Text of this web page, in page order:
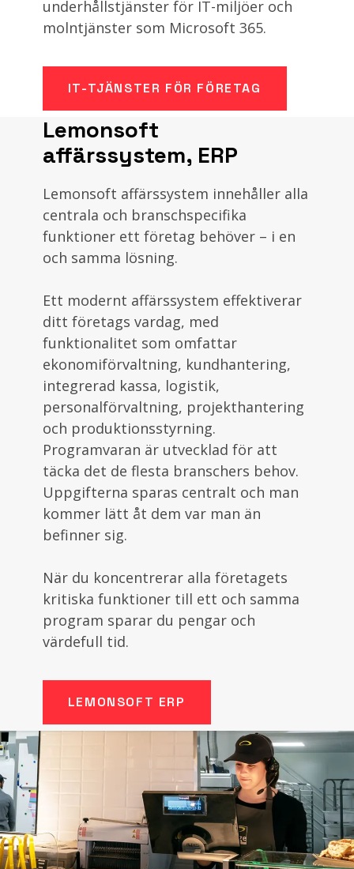
underhållstjänster för IT-miljöer och
molntjänster som Microsoft 365.
IT-TJÄNSTER FÖR FÖRETAG
Lemonsoft
affärssystem, ERP
Lemonsoft affärssystem innehåller alla
centrala och branschspecifika
funktioner ett företag behöver – i en
och samma lösning.
Ett modernt affärssystem effektiverar
ditt företags vardag, med
funktionalitet som omfattar
ekonomiförvaltning, kundhantering,
integrerad kassa, logistik,
personalförvaltning, projekthantering
och produktionsstyrning.
Programvaran är utvecklad för att
täcka det de flesta branschers behov.
Uppgifterna sparas centralt och man
kommer lätt åt dem var man än
befinner sig.
När du koncentrerar alla företagets
kritiska funktioner till ett och samma
program sparar du pengar och
värdefull tid.
LEMONSOFT ERP